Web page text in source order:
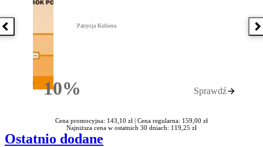
Poprzednia książka
10%Rabatu
Patrycja Kubiesa
Sprawdź
Cena promocyjna: 143,10 zł | Cena regularna: 159,00 zł
Najniższa cena w ostatnich 30 dniach: 119,25 zł
Ostatnio dodane